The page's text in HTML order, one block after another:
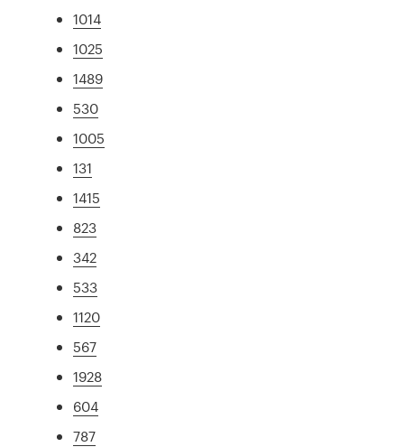
1014
1025
1489
530
1005
131
1415
823
342
533
1120
567
1928
604
787